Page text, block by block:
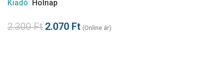
Kiadó: Holnap
2.300Ft 2.070 Ft (Online ár)